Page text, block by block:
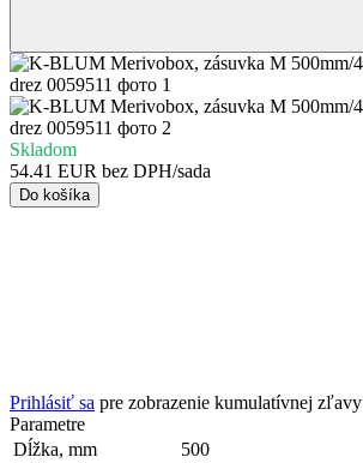
Skladom
54.41 EUR bez DPH/sada
Do košíka
Prihlásiť sa pre zobrazenie kumulatívnej zľavy
Parametre
Dĺžka, mm
500